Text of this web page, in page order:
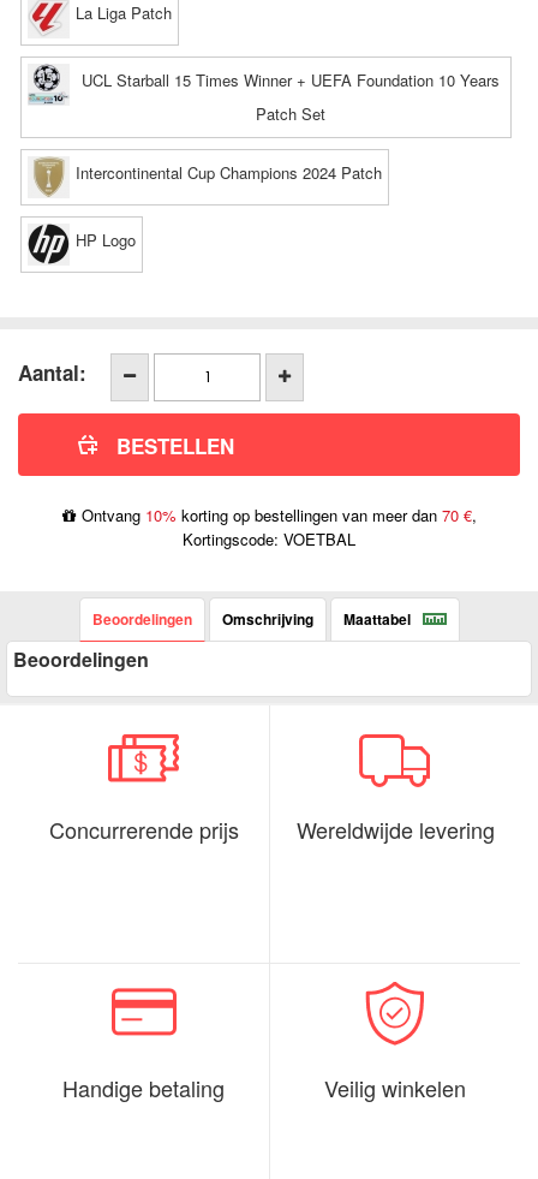
La Liga Patch
UCL Starball 15 Times Winner + UEFA Foundation 10 Years
Patch Set
Intercontinental Cup Champions 2024 Patch
HP Logo
Aantal:
Ontvang 10% korting op bestellingen van meer dan 70 €,
Kortingscode: VOETBAL
Beoordelingen Omschrijving Maattabel
Beoordelingen
Concurrerende prijs Wereldwijde levering
Handige betaling Veilig winkelen